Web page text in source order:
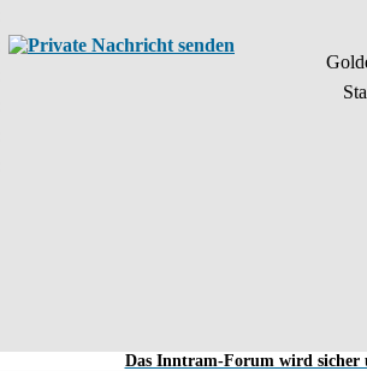
Das Inntram-Forum wird sicher